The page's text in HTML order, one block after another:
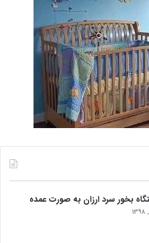
بخور سرد ارزان به صورت عمده